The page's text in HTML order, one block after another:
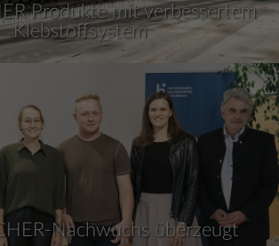
Produkte mit verbessertem
Klebstoffsystem
Nachwuchs überzeugt